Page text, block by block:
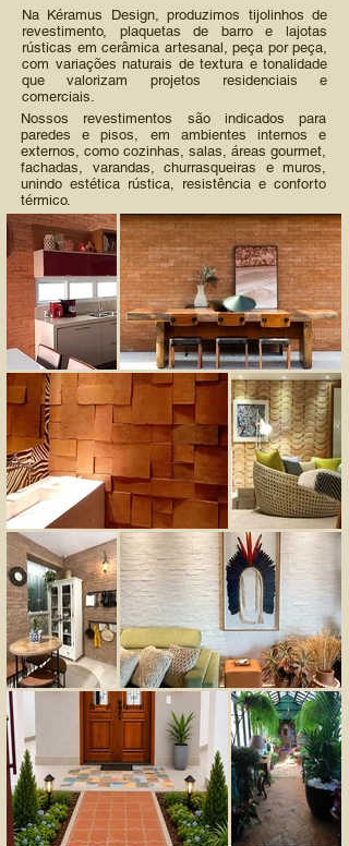
Na Kéramus Design, produzimos tijolinhos de
revestimento, plaquetas de barro e lajotas
rústicas em cerâmica artesanal, peça por peça,
com variações naturais de textura e tonalidade
que valorizam projetos residenciais e
comerciais.
Nossos revestimentos são indicados para
paredes e pisos, em ambientes internos e
externos, como cozinhas, salas, áreas gourmet,
fachadas, varandas, churrasqueiras e muros,
unindo estética rústica, resistência e conforto
térmico.